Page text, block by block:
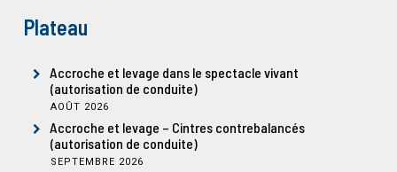
Plateau
Accroche et levage dans le spectacle vivant
(autorisation de conduite)
AOÛT 2026
Accroche et levage – Cintres contrebalancés
(autorisation de conduite)
SEPTEMBRE 2026